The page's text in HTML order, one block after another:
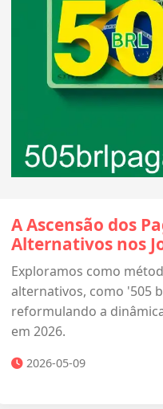
A Ascensão dos
Alternativos nos
Exploramos como
alternativos, como '505
reformulando a
em 2026.
2026-05-09